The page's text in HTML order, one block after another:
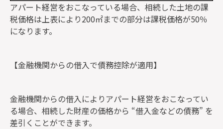
アパート経営をおこなっている場合、相続した土地の課
税価格は上表により200㎡までの部分は課税価格が50％
になります。
【金融機関からの借入で債務控除が適用】
金融機関からの借入によりアパート経営をおこなってい
る場合、相続した財産の価格から “借入金などの債務” を
差引くことができます。